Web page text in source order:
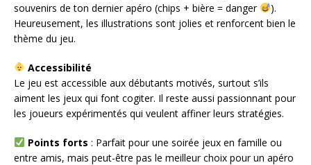
souvenirs de ton dernier apéro (chips + bière = danger
).
Heureusement, les illustrations sont jolies et renforcent bien le
thème du jeu.
Accessibilité
Le jeu est accessible aux débutants motivés, surtout s’ils
aiment les jeux qui font cogiter. Il reste aussi passionnant pour
les joueurs expérimentés qui veulent affiner leurs stratégies.
Points forts : Parfait pour une soirée jeux en famille ou
entre amis, mais peut-être pas le meilleur choix pour un apéro